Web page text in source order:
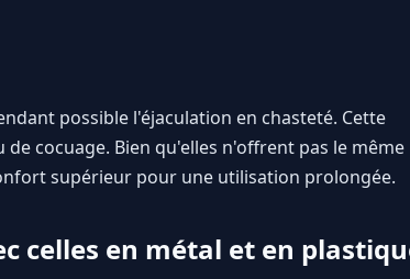
possible l'éjaculation en chasteté. Cette
cocuage. Bien qu'elles n'offrent pas le même
supérieur pour une utilisation prolongée.
celles en métal et en